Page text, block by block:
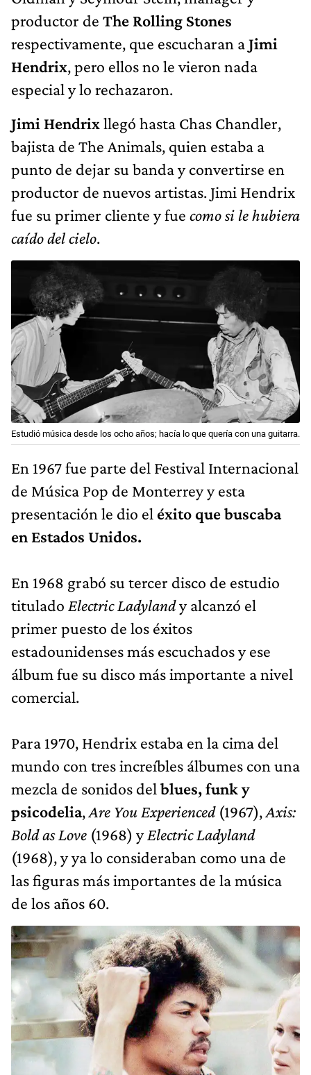
productor de The Rolling Stones
respectivamente, que escucharan aJimi
Hendrix, pero ellos no le vieron nada
especial y lo rechazaron.
Jimi Hendrix llegó hasta Chas Chandler,
bajista de The Animals, quien estaba a
punto de dejar su banda y convertirse en
productor de nuevos artistas. Jimi Hendrix
fue su primer cliente y fue como si le hubiera
caído del cielo.
Estudió música desde los ocho años; hacía lo que quería con una guitarra.
En 1967 fue parte del Festival Internacional
de Música Pop de Monterrey y esta
presentación le dio el éxito que buscaba
en Estados Unidos.
En 1968 grabó su tercer disco de estudio
titulado Electric Ladylandy alcanzó el
primer puesto de los éxitos
estadounidenses más escuchados y ese
álbum fue su disco más importante a nivel
comercial.
Para 1970, Hendrix estaba en la cima del
mundo con tres increíbles álbumes con una
mezcla de sonidos del blues, funk y
psicodelia,Are You Experienced(1967),Axis:
Bold as Love (1968) yElectric Ladyland
(1968), y ya lo consideraban como una de
las figuras más importantes de la música
de los años 60.